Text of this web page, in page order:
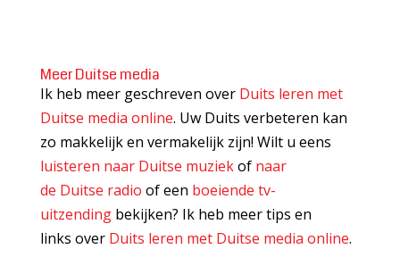
Meer Duitse media
Ik heb meer geschreven over Duits leren met
Duitse media online. Uw Duits verbeteren kan
zo makkelijk en vermakelijk zijn! Wilt u eens
luisteren naar Duitse muziekof naar
de Duitse radio of een boeiende tv-
uitzendingbekijken? Ik heb meer tips en
links over Duits leren met Duitse media online.